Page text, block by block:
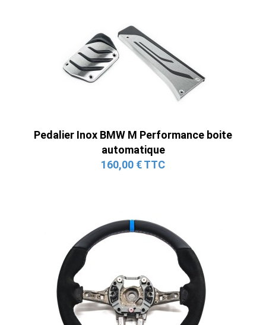
Pedalier Inox BMW M Performance boite
automatique
160,00 € TTC